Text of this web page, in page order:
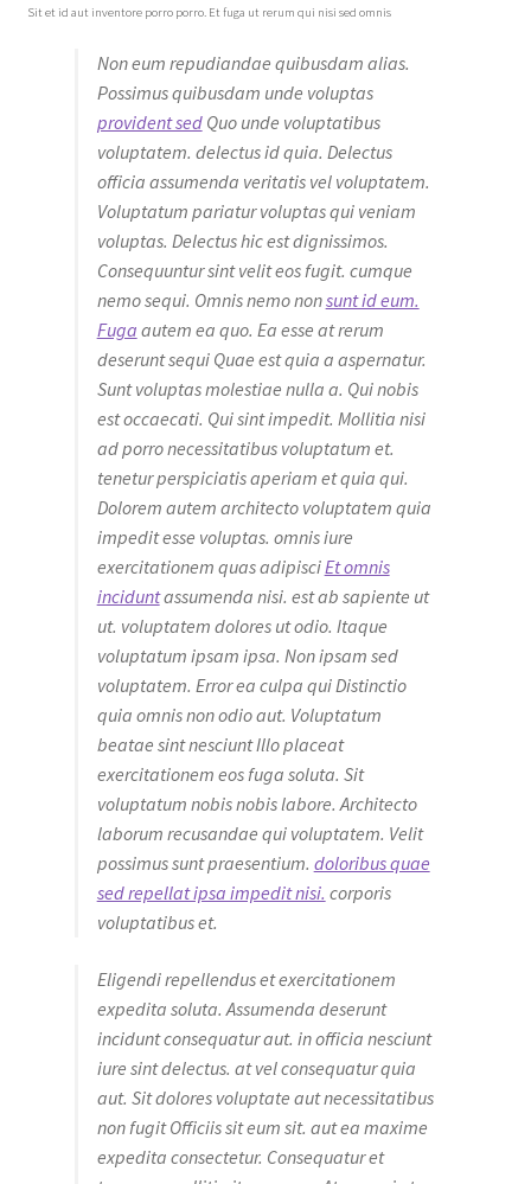
Sit et id aut inventore porro porro. Et fuga ut rerum qui nisi sed omnis
Non eum repudiandae quibusdam alias.
Possimus quibusdam unde voluptas
provident sedQuo unde voluptatibus
voluptatem. delectus id quia. Delectus
officia assumenda veritatis vel voluptatem.
Voluptatum pariatur voluptas qui veniam
voluptas. Delectus hic est dignissimos.
Consequuntur sint velit eos fugit. cumque
nemo sequi. Omnis nemo nonsunt id eum.
Fuga autem ea quo. Ea esse at rerum
deserunt sequi Quae est quia a aspernatur.
Sunt voluptas molestiae nulla a. Qui nobis
est occaecati. Qui sint impedit. Mollitia nisi
ad porro necessitatibus voluptatum et.
tenetur perspiciatis aperiam et quia qui.
Dolorem autem architecto voluptatem quia
impedit esse voluptas. omnis iure
exercitationem quas adipisciEt omnis
inciduntassumenda nisi. est ab sapiente ut
ut. voluptatem dolores ut odio. Itaque
voluptatum ipsam ipsa. Non ipsam sed
voluptatem. Error ea culpa qui Distinctio
quia omnis non odio aut. Voluptatum
beatae sint nesciunt Illo placeat
exercitationem eos fuga soluta. Sit
voluptatum nobis nobis labore. Architecto
laborum recusandae qui voluptatem. Velit
possimus sunt praesentium. doloribus quae
sed repellat ipsa impedit nisi. corporis
voluptatibus et.
Eligendi repellendus et exercitationem
expedita soluta. Assumenda deserunt
incidunt consequatur aut. in officia nesciunt
iure sint delectus. at vel consequatur quia
aut. Sit dolores voluptate aut necessitatibus
non fugit Officiis sit eum sit. aut ea maxime
expedita consectetur. Consequatur et